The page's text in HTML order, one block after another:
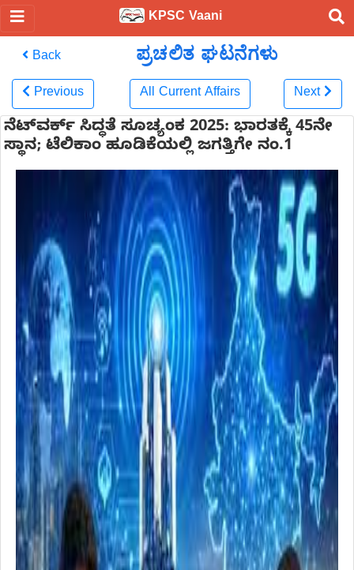
KPSC Vaani
Back ಪ್ರಚಲಿತ ಘಟನೆಗಳು
Previous All Current Affairs Next
ನೆಟ್‌ವರ್ಕ್ ಸಿದ್ಧತೆ ಸೂಚ್ಯಂಕ 2025: ಭಾರತಕ್ಕೆ 45ನೇ
ಸ್ಥಾನ; ಟೆಲಿಕಾಂ ಹೂಡಿಕೆಯಲ್ಲಿ ಜಗತ್ತಿಗೇ ನಂ.1